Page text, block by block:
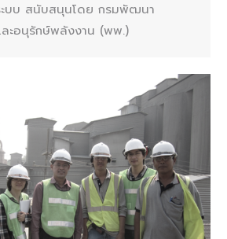
บบ สนับสนุนโดย กรมพัฒนา
ะอนุรักษ์พลังงาน (พพ.)